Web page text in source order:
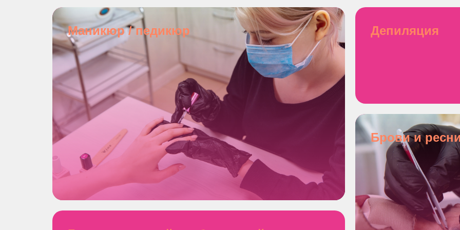
Маникюр / педикюр Депиляция
Брови и